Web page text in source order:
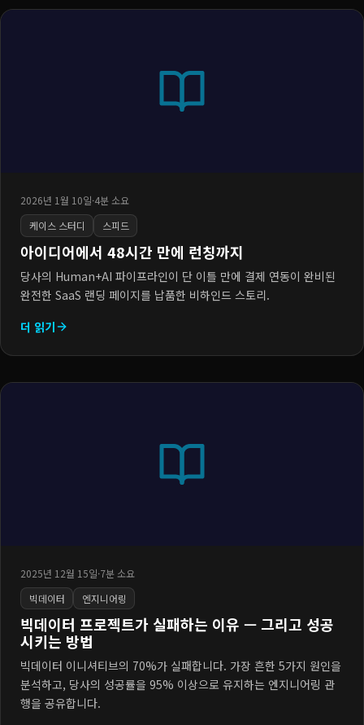
2026년 1월 10일·4분 소요
케이스 스터디
스피드
아이디어에서 48시간 만에 런칭까지
당사의 Human+AI 파이프라인이 단 이틀 만에 결제 연동이 완비된
완전한 SaaS 랜딩 페이지를 납품한 비하인드 스토리.
더 읽기
2025년 12월 15일·7분 소요
빅데이터
엔지니어링
빅데이터 프로젝트가 실패하는 이유 — 그리고 성공
시키는 방법
빅데이터 이니셔티브의 70%가 실패합니다. 가장 흔한 5가지 원인을
분석하고, 당사의 성공률을 95% 이상으로 유지하는 엔지니어링 관
행을 공유합니다.